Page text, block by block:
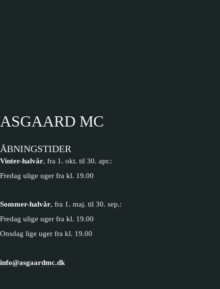
ASGAARD MC
ÅBNINGSTIDER
Vinter-halvår, fra 1. okt. til 30. apr.:
Fredag ulige uger fra kl. 19.00
Sommer-halvår, fra 1. maj. til 30. sep.:
Fredag ulige uger fra kl. 19.00
Onsdag lige uger fra kl. 19.00
info@asgaardmc.dk